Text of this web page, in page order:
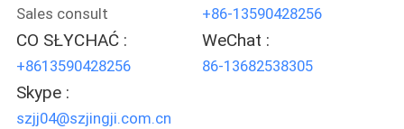
Sales consult +86-13590428256
CO SŁYCHAĆ :
+8613590428256
WeChat :
86-13682538305
Skype :
szjj04@szjingji.com.cn